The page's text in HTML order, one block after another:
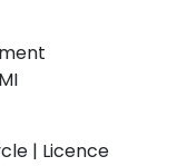
| Licence